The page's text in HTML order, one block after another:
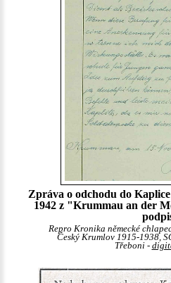
Zpráva o odchodu do
1942 z "Krummau an der
Repro Kronika německé
Český Krumlov 1915-1938,
Třeboni -